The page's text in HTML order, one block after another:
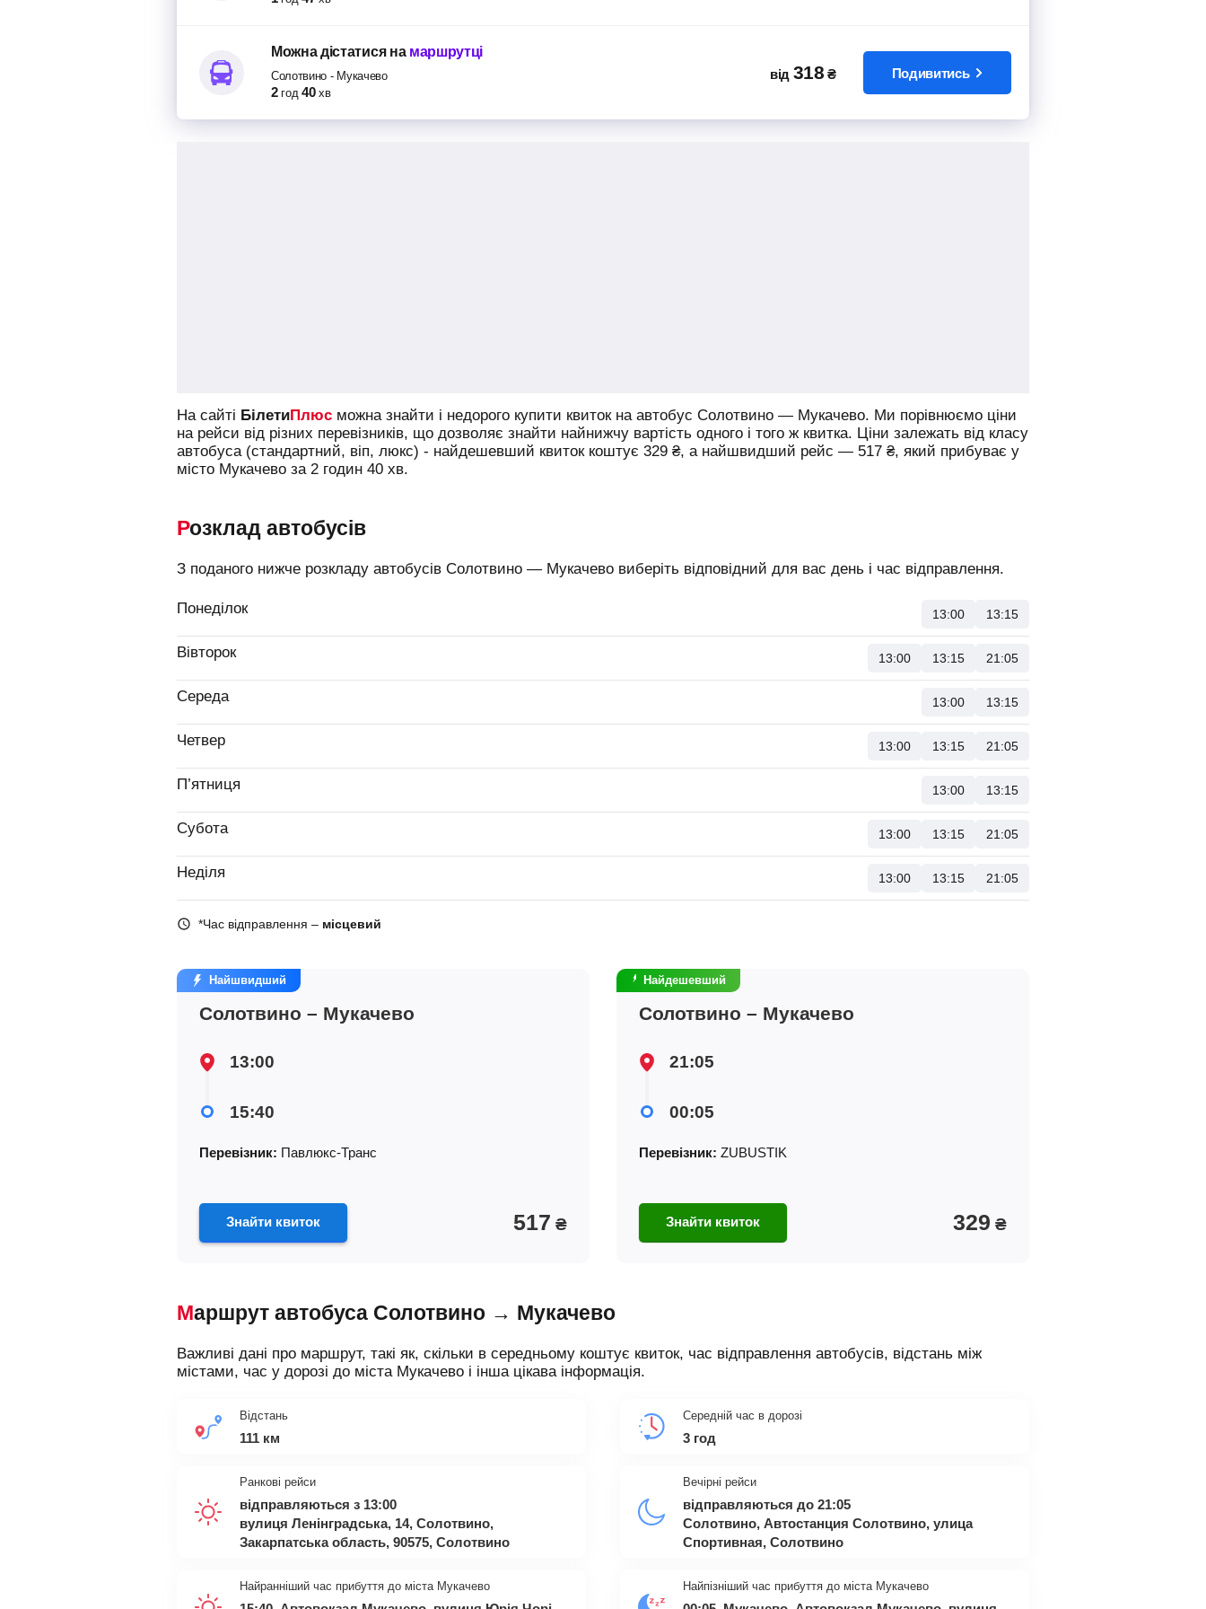
30 хв в дорозі
Мукачево, Автовокзал Мукачево, вулиця Юрія
Можна дістатисяна маршрутці
Солотвино - Мукачево
2 год 40 хв
від 318 ₴ Подивитись
На сайті БілетиПлюс можна знайти і недорого купити квиток на автобус Солотвино — Мукачево. Ми порівнюємо ціни
на рейси від різних перевізників, що дозволяє знайти найнижчу вартість одного і того ж квитка. Ціни залежать від класу
автобуса (стандартний, віп, люкс) - найдешевший квиток коштує 329 ₴, а найшвидший рейс — 517 ₴, який прибуває у
місто Мукачево за 2 годин 40 хв.
Розклад автобусів
З поданого нижче розкладу автобусів Солотвино — Мукачево виберіть відповідний для вас день і час відправлення.
Понеділок 13:00 13:15
Вівторок 13:00 13:15 21:05
Середа 13:00 13:15
Четвер 13:00 13:15 21:05
П’ятниця 13:00 13:15
Субота 13:00 13:15 21:05
Неділя 13:00 13:15 21:05
*Час відправлення – місцевий
Найшвидший
Солотвино – Мукачево
13:00
15:40
Перевізник: Павлюкс-Транс
Знайти квиток 517 ₴
Найдешевший
Солотвино – Мукачево
21:05
00:05
Перевізник: ZUBUSTIK
Знайти квиток 329 ₴
Маршрут автобуса Солотвино → Мукачево
Важливі дані про маршрут, такі як, скільки в середньому коштує квиток, час відправлення автобусів, відстань між
містами, час у дорозі до міста Мукачево і інша цікава інформація.
Відстань
111 км
Середній час в дорозі
3 год
Ранкові рейси
відправляються з 13:00
вулиця Ленінградська, 14, Солотвино,
Закарпатська область, 90575, Солотвино
Вечірні рейси
відправляються до 21:05
Солотвино, Автостанция Солотвино, улица
Спортивная, Солотвино
Найранніший час прибуття до міста Мукачево Найпізніший час прибуття до міста Мукачево